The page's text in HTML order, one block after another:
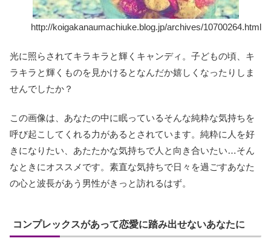
http://koigakanaumachiuke.blog.jp/archives/10700264.html
光に照らされてキラキラと輝くキャンディ。子どもの頃、キ
ラキラと輝くものを見かけるとなんだか嬉しくなったりしま
せんでしたか？
この画像は、あなたの中に眠っているそんな純粋な気持ちを
呼び起こしてくれる力があるとされています。純粋に人を好
きになりたい、あたたかな気持ちで人と向き合いたい…そん
なときにオススメです。素直な気持ちで日々を過ごすあなた
の心と波長があう男性がきっと訪れるはず。
コンプレックスがあって恋愛に踏み出せないあなたに